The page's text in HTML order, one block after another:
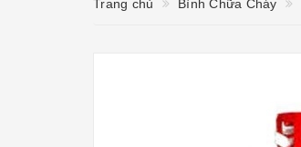
Trang chủ Bình Chữa Cháy